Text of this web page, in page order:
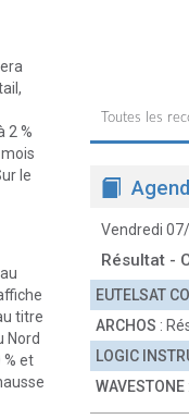
2 %
le
titre
Nord
% et
Toutes les
Vendredi
Résultat -
EUTELSAT
ARCHOS :
LOGIC
WAVESTONE